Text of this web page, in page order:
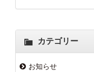
カテゴリー
お知らせ